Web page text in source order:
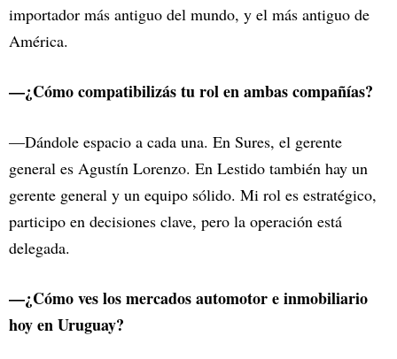
importador más antiguo del mundo, y el más antiguo de
América.
—¿Cómo compatibilizás tu rol en ambas compañías?
—Dándole espacio a cada una. En Sures, el gerente
general es Agustín Lorenzo. En Lestido también hay un
gerente general y un equipo sólido. Mi rol es estratégico,
participo en decisiones clave, pero la operación está
delegada.
—¿Cómo ves los mercados automotor e inmobiliario
hoy en Uruguay?